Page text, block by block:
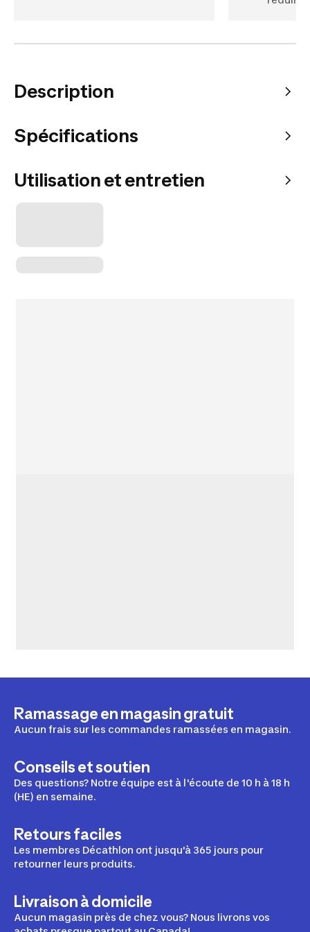
Description
Spécifications
Utilisation et entretien
Ramassage en magasin gratuit
Aucun frais sur les commandes ramassées en magasin.
Conseils et soutien
Des questions? Notre équipe est à l'écoute de 10 h à 18 h
(HE) en semaine.
Retours faciles
Les membres Décathlon ont jusqu'à 365 jours pour
retourner leurs produits.
Livraison à domicile
Aucun magasin près de chez vous? Nous livrons vos